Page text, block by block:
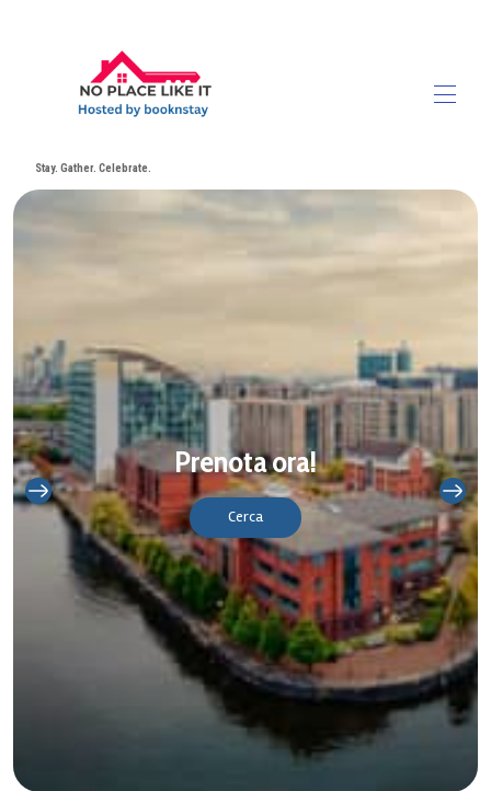
Stay. Gather. Celebrate.
Home
Tutte le proprietà
Prenota ora!
Cerca